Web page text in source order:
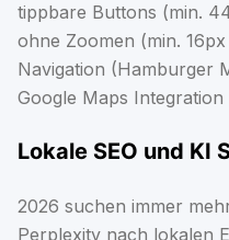
tippbare Buttons (min.
ohne Zoomen (min.
Navigation (Hamburger
Google Maps
Lokale SEO und KI
2026 suchen immer
Perplexity nach lokalen